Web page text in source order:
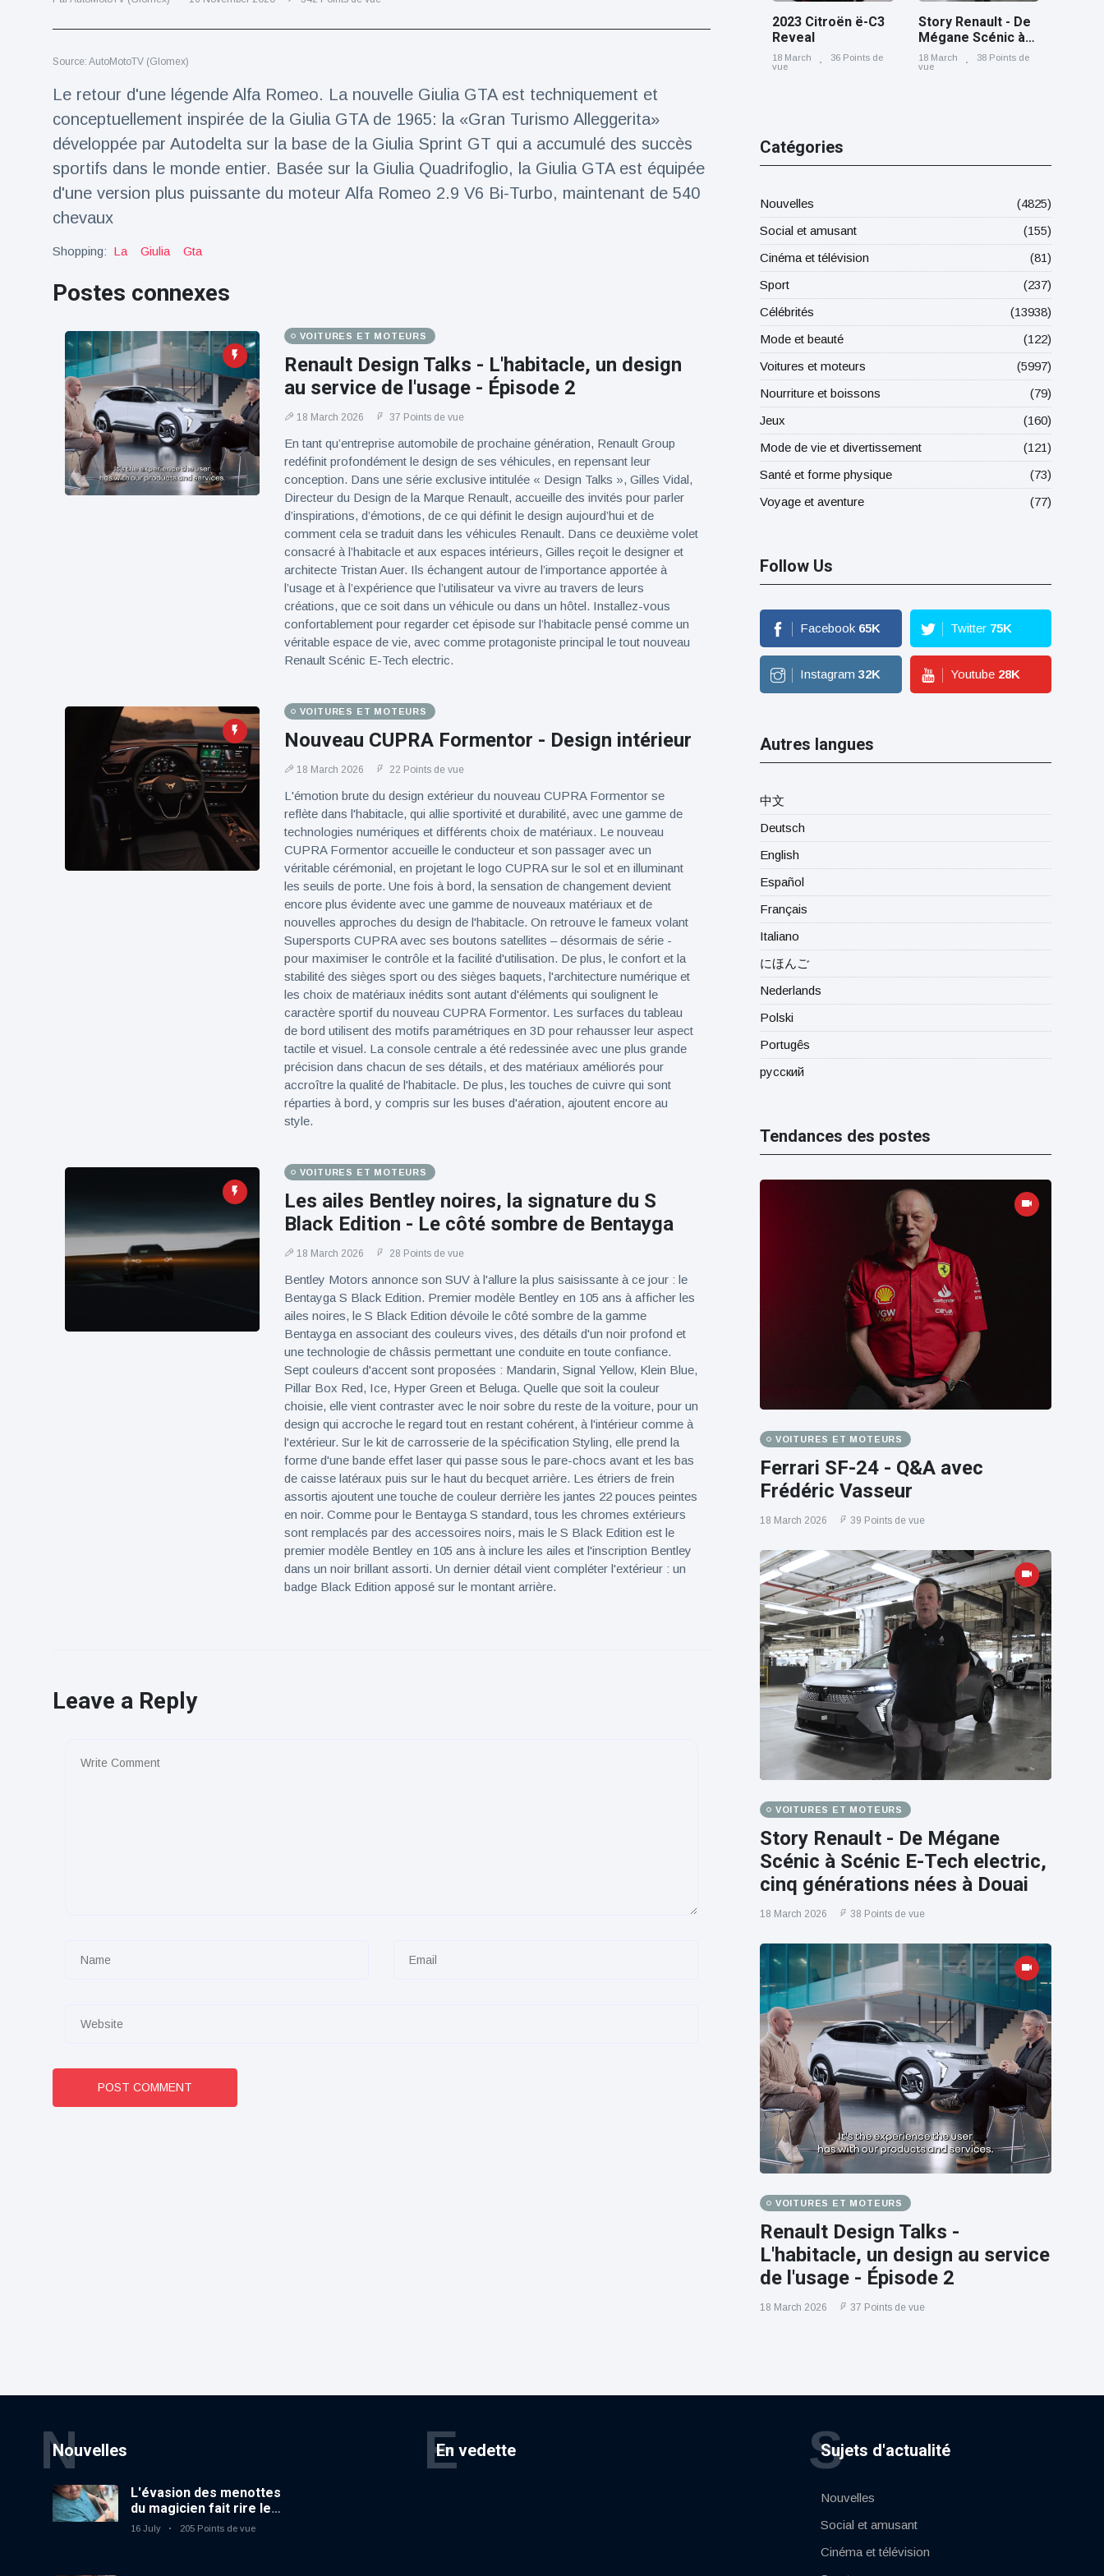
Voyage et aventure
(77)
Dernières nouvelles
ë-C3 Reveal
18 March
36
Points de vue
Ferrari SP-8 -
dérivé de la
le dernier
One-Off de
18 March
23
Emeya, sa
première
Hyper-GT
100électrique
18 March
Points de vue
Source: AutoMotoTV (Glomex)
Le retour d'une légende Alfa Romeo. La nouvelle Giulia GTA est techniquement et
conceptuellement inspirée de la Giulia GTA de 1965: la «Gran Turismo Alleggerita»
développée par Autodelta sur la base de la Giulia Sprint GT qui a accumulé des succès
sportifs dans le monde entier. Basée sur la Giulia Quadrifoglio, la Giulia GTA est équipée
d'une version plus puissante du moteur Alfa Romeo 2.9 V6 Bi-Turbo, maintenant de 540
chevaux
Shopping: La Giulia Gta
Postes connexes
VOITURES ET MOTEURS
Renault Design Talks - L'habitacle, un design
au service de l'usage - Épisode 2
18 March 2026 37 Points de vue
En tant qu’entreprise automobile de prochaine génération, Renault Group
redéfinit profondément le design de ses véhicules, en repensant leur
conception. Dans une série exclusive intitulée « Design Talks », Gilles Vidal,
Directeur du Design de la Marque Renault, accueille des invités pour parler
d’inspirations, d’émotions, de ce qui définit le design aujourd’hui et de
comment cela se traduit dans les véhicules Renault. Dans ce deuxième volet
consacré à l’habitacle et aux espaces intérieurs, Gilles reçoit le designer et
architecte Tristan Auer. Ils échangent autour de l’importance apportée à
l’usage et à l’expérience que l’utilisateur va vivre au travers de leurs
créations, que ce soit dans un véhicule ou dans un hôtel. Installez-vous
confortablement pour regarder cet épisode sur l’habitacle pensé comme un
véritable espace de vie, avec comme protagoniste principal le tout nouveau
Renault Scénic E-Tech electric.
VOITURES ET MOTEURS
Nouveau CUPRA Formentor - Design intérieur
18 March 2026 22 Points de vue
L'émotion brute du design extérieur du nouveau CUPRA Formentor se
reflète dans l'habitacle, qui allie sportivité et durabilité, avec une gamme de
technologies numériques et différents choix de matériaux. Le nouveau
CUPRA Formentor accueille le conducteur et son passager avec un
véritable cérémonial, en projetant le logo CUPRA sur le sol et en illuminant
les seuils de porte. Une fois à bord, la sensation de changement devient
encore plus évidente avec une gamme de nouveaux matériaux et de
nouvelles approches du design de l'habitacle. On retrouve le fameux volant
Supersports CUPRA avec ses boutons satellites – désormais de série -
pour maximiser le contrôle et la facilité d'utilisation. De plus, le confort et la
stabilité des sièges sport ou des sièges baquets, l'architecture numérique et
les choix de matériaux inédits sont autant d'éléments qui soulignent le
caractère sportif du nouveau CUPRA Formentor. Les surfaces du tableau
de bord utilisent des motifs paramétriques en 3D pour rehausser leur aspect
tactile et visuel. La console centrale a été redessinée avec une plus grande
précision dans chacun de ses détails, et des matériaux améliorés pour
accroître la qualité de l'habitacle. De plus, les touches de cuivre qui sont
réparties à bord, y compris sur les buses d'aération, ajoutent encore au
style.
VOITURES ET MOTEURS
Les ailes Bentley noires, la signature du S
Black Edition - Le côté sombre de Bentayga
18 March 2026 28 Points de vue
Bentley Motors annonce son SUV à l'allure la plus saisissante à ce jour : le
Bentayga S Black Edition. Premier modèle Bentley en 105 ans à afficher les
ailes noires, le S Black Edition dévoile le côté sombre de la gamme
Bentayga en associant des couleurs vives, des détails d'un noir profond et
une technologie de châssis permettant une conduite en toute confiance.
Sept couleurs d'accent sont proposées : Mandarin, Signal Yellow, Klein Blue,
Pillar Box Red, Ice, Hyper Green et Beluga. Quelle que soit la couleur
choisie, elle vient contraster avec le noir sobre du reste de la voiture, pour un
design qui accroche le regard tout en restant cohérent, à l'intérieur comme à
l'extérieur. Sur le kit de carrosserie de la spécification Styling, elle prend la
forme d'une bande effet laser qui passe sous le pare-chocs avant et les bas
de caisse latéraux puis sur le haut du becquet arrière. Les étriers de frein
assortis ajoutent une touche de couleur derrière les jantes 22 pouces peintes
en noir. Comme pour le Bentayga S standard, tous les chromes extérieurs
sont remplacés par des accessoires noirs, mais le S Black Edition est le
premier modèle Bentley en 105 ans à inclure les ailes et l'inscription Bentley
dans un noir brillant assorti. Un dernier détail vient compléter l'extérieur : un
badge Black Edition apposé sur le montant arrière.
Leave a Reply
POST COMMENT
2023 Citroën ë-C3
Reveal
18 March
36 Points de
vue
Story Renault - De
Mégane Scénic à
Scénic E-Tech
electric, cinq
18 March
38 Points de
vue
Catégories
Nouvelles
(4825)
Social et amusant
(155)
Cinéma et télévision
(81)
Sport
(237)
Célébrités
(13938)
Mode et beauté
(122)
Voitures et moteurs
(5997)
Nourriture et boissons
(79)
Jeux
(160)
Mode de vie et divertissement
(121)
Santé et forme physique
(73)
Voyage et aventure
(77)
Follow Us
Facebook 65K Twitter 75K
Instagram 32K Youtube 28K
Autres langues
中文
Deutsch
English
Español
Français
Italiano
にほんご
Nederlands
Polski
Portugês
русский
Tendances des postes
VOITURES ET MOTEURS
Ferrari SF-24 - Q&A avec
Frédéric Vasseur
18 March 2026 39 Points de vue
VOITURES ET MOTEURS
Story Renault - De Mégane
Scénic à Scénic E-Tech electric,
cinq générations nées à Douai
18 March 2026 38 Points de vue
VOITURES ET MOTEURS
Renault Design Talks -
L'habitacle, un design au service
de l'usage - Épisode 2
18 March 2026 37 Points de vue
Nouvelles
N
L'évasion des menottes
du magicien fait rire le
public
16 July 205 Points de vue
En vedette
E Sujets d'actualité
S
Nouvelles
Social et amusant
Cinéma et télévision